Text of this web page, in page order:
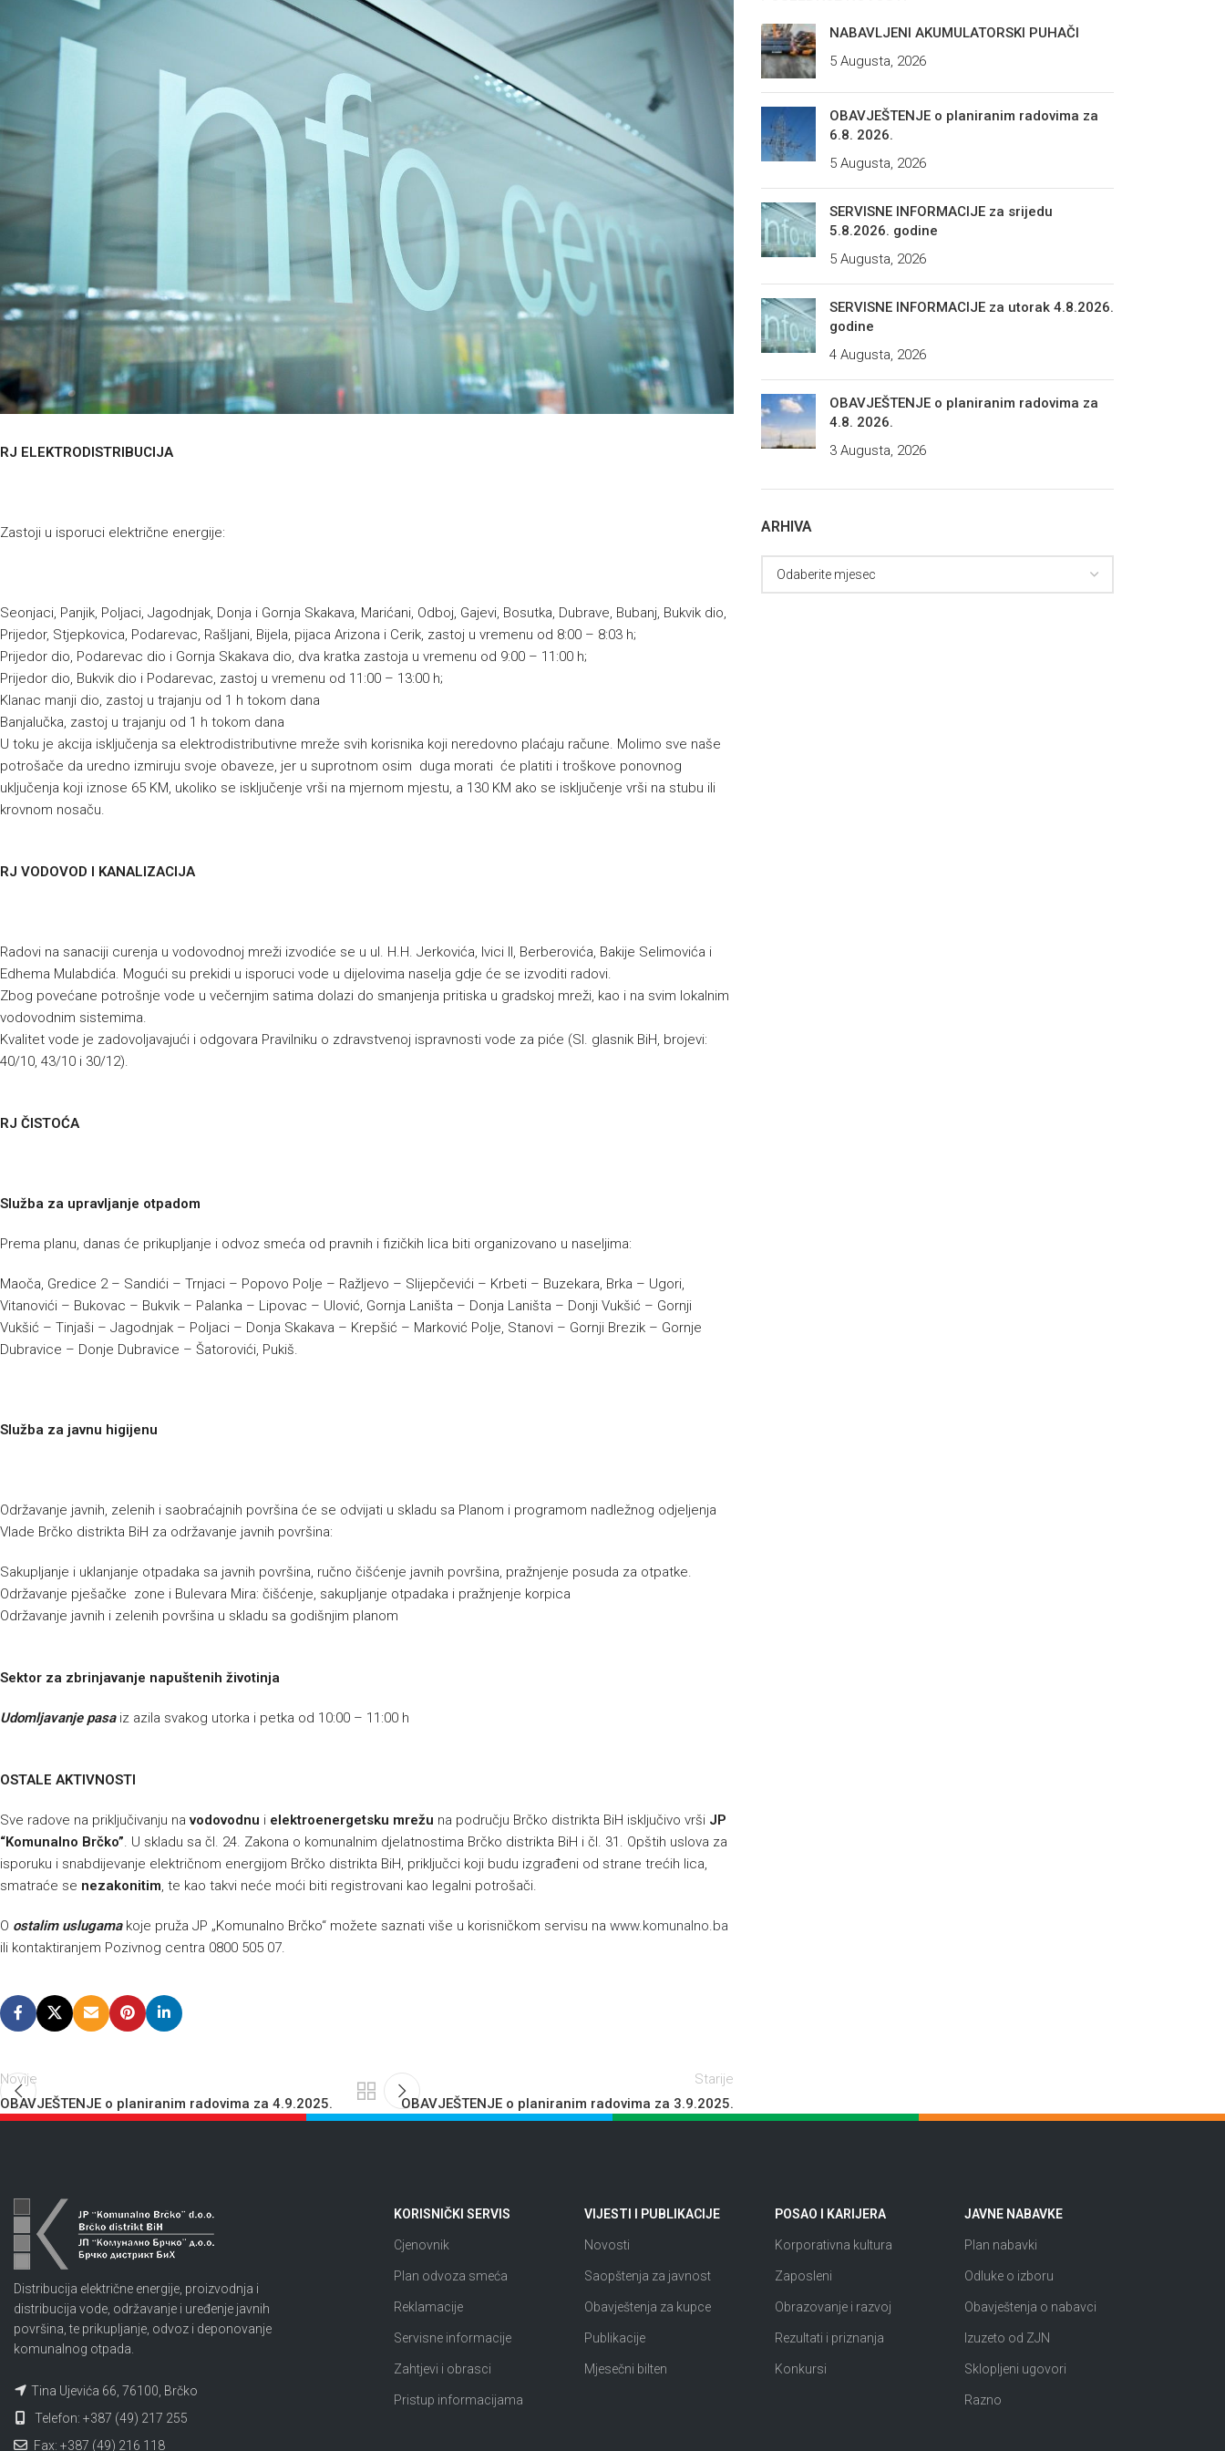
RJ ELEKTRODISTRIBUCIJA
Zastoji u isporuci električne energije:
Seonjaci, Panjik, Poljaci, Jagodnjak, Donja i Gornja Skakava, Marićani, Odboj, Gajevi, Bosutka, Dubrave, Bubanj, Bukvik dio,
Prijedor, Stjepkovica, Podarevac, Rašljani, Bijela, pijaca Arizona i Cerik, zastoj u vremenu od 8:00 – 8:03 h;
Prijedor dio, Podarevac dio i Gornja Skakava dio, dva kratka zastoja u vremenu od 9:00 – 11:00 h;
Prijedor dio, Bukvik dio i Podarevac, zastoj u vremenu od 11:00 – 13:00 h;
Klanac manji dio, zastoj u trajanju od 1 h tokom dana
Banjalučka, zastoj u trajanju od 1 h tokom dana
U toku je akcija isključenja sa elektrodistributivne mreže svih korisnika koji neredovno plaćaju račune. Molimo sve naše
potrošače da uredno izmiruju svoje obaveze, jer u suprotnom osim duga morati će platiti i troškove ponovnog
uključenja koji iznose 65 KM, ukoliko se isključenje vrši na mjernom mjestu, a 130 KM ako se isključenje vrši na stubu ili
krovnom nosaču.
RJ VODOVOD I KANALIZACIJA
Radovi na sanaciji curenja u vodovodnoj mreži izvodiće se u ul. H.H. Jerkovića, Ivici II, Berberovića, Bakije Selimovića i
Edhema Mulabdića. Mogući su prekidi u isporuci vode u dijelovima naselja gdje će se izvoditi radovi.
Zbog povećane potrošnje vode u večernjim satima dolazi do smanjenja pritiska u gradskoj mreži, kao i na svim lokalnim
vodovodnim sistemima.
Kvalitet vode je zadovoljavajući i odgovara Pravilniku o zdravstvenoj ispravnosti vode za piće (Sl. glasnik BiH, brojevi:
40/10, 43/10 i 30/12).
RJ ČISTOĆA
Služba za upravljanje otpadom
Prema planu, danas će prikupljanje i odvoz smeća od pravnih i fizičkih lica biti organizovano u naseljima:
Maoča, Gredice 2 – Sandići – Trnjaci – Popovo Polje – Ražljevo – Slijepčevići – Krbeti – Buzekara, Brka – Ugori,
Vitanovići – Bukovac – Bukvik – Palanka – Lipovac – Ulović, Gornja Laništa – Donja Laništa – Donji Vukšić – Gornji
Vukšić – Tinjaši – Jagodnjak – Poljaci – Donja Skakava – Krepšić – Marković Polje, Stanovi – Gornji Brezik – Gornje
Dubravice – Donje Dubravice – Šatorovići, Pukiš.
Služba za javnu higijenu
Održavanje javnih, zelenih i saobraćajnih površina će se odvijati u skladu sa Planom i programom nadležnog odjeljenja
Vlade Brčko distrikta BiH za održavanje javnih površina:
Sakupljanje i uklanjanje otpadaka sa javnih površina, ručno čišćenje javnih površina, pražnjenje posuda za otpatke.
Održavanje pješačke zone i Bulevara Mira: čišćenje, sakupljanje otpadaka i pražnjenje korpica
Održavanje javnih i zelenih površina u skladu sa godišnjim planom
Sektor za zbrinjavanje napuštenih životinja
Udomljavanje pasaiz azila svakog utorka i petka od 10:00 – 11:00 h
OSTALE AKTIVNOSTI
Sve radove na priključivanju navodovodnu i elektroenergetsku mrežu na području Brčko distrikta BiH isključivo vrši JP
“Komunalno Brčko”. U skladu sa čl. 24. Zakona o komunalnim djelatnostima Brčko distrikta BiH i čl. 31. Opštih uslova za
isporuku i snabdijevanje električnom energijom Brčko distrikta BiH, priključci koji budu izgrađeni od strane trećih lica,
smatraće se nezakonitim, te kao takvi neće moći biti registrovani kao legalni potrošači.
O ostalim uslugamakoje pruža JP „Komunalno Brčko“ možete saznati više u korisničkom servisu na www.komunalno.ba
ili kontaktiranjem Pozivnog centra 0800 505 07.
Novije
OBAVJEŠTENJE o planiranim radovima za 4.9.2025.
Starije
OBAVJEŠTENJE o planiranim radovima za 3.9.2025.
NABAVLJENI AKUMULATORSKI PUHAČI
5 Augusta, 2026
OBAVJEŠTENJE o planiranim radovima za
6.8. 2026.
5 Augusta, 2026
SERVISNE INFORMACIJE za srijedu
5.8.2026. godine
5 Augusta, 2026
SERVISNE INFORMACIJE za utorak 4.8.2026.
godine
4 Augusta, 2026
OBAVJEŠTENJE o planiranim radovima za
4.8. 2026.
3 Augusta, 2026
ARHIVA
Distribucija električne energije, proizvodnja i
distribucija vode, održavanje i uređenje javnih
površina, te prikupljanje, odvoz i deponovanje
komunalnog otpada.
Tina Ujevića 66, 76100, Brčko
Telefon: +387 (49) 217 255
Fax: +387 (49) 216 118
KORISNIČKI SERVIS
Cjenovnik
Plan odvoza smeća
Reklamacije
Servisne informacije
Zahtjevi i obrasci
Pristup informacijama
VIJESTI I PUBLIKACIJE
Novosti
Saopštenja za javnost
Obavještenja za kupce
Publikacije
Mjesečni bilten
POSAO I KARIJERA
Korporativna kultura
Zaposleni
Obrazovanje i razvoj
Rezultati i priznanja
Konkursi
JAVNE NABAVKE
Plan nabavki
Odluke o izboru
Obavještenja o nabavci
Izuzeto od ZJN
Sklopljeni ugovori
Razno